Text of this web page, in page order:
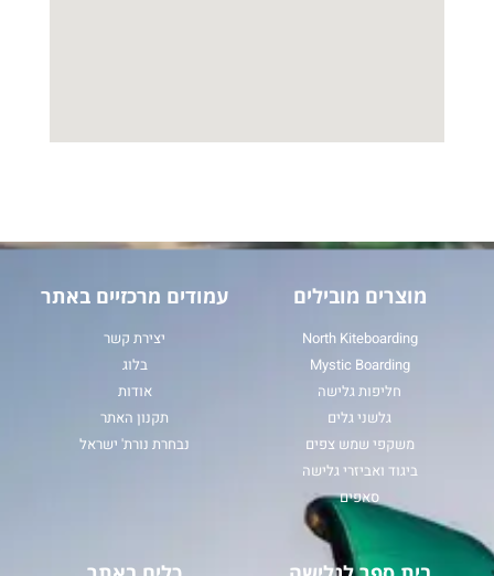
מוצרים מובילים
North Kiteboarding
Mystic Boarding
חליפות גלישה
גלשני גלים
משקפי שמש צפים
ביגוד ואביזרי גלישה
סאפים
עמודים מרכזיים באתר
יצירת קשר
בלוג
אודות
תקנון האתר
נבחרת נורת' ישראל